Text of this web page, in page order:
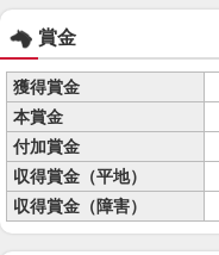
賞金
獲得賞金
本賞金
付加賞金
収得賞金（平地）
収得賞金（障害）